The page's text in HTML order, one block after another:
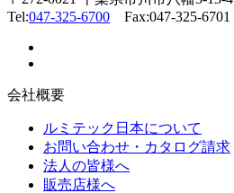
Tel:047-325-6700 Fax:047-325-6701
会社概要
ルミテック日本について
お問い合わせ・カタログ請求
法人の皆様へ
販売店様へ